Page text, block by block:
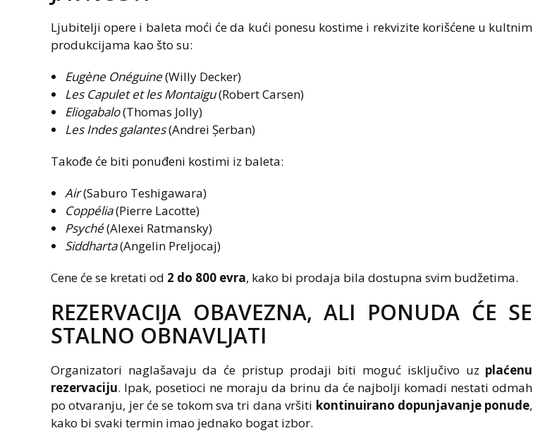
Ljubitelji opere i baleta moći će da kući ponesu kostime i rekvizite korišćene u kultnim
produkcijama kao što su:
Eugène Onéguine(Willy Decker)
Les Capulet et les Montaigu(Robert Carsen)
Eliogabalo(Thomas Jolly)
Les Indes galantes(Andrei Șerban)
Takođe će biti ponuđeni kostimi iz baleta:
Air(Saburo Teshigawara)
Coppélia(Pierre Lacotte)
Psyché(Alexei Ratmansky)
Siddharta(Angelin Preljocaj)
Cene će se kretati od 2 do 800 evra, kako bi prodaja bila dostupna svim budžetima.
REZERVACIJA OBAVEZNA, ALI PONUDA ĆE SE
STALNO OBNAVLJATI
Organizatori naglašavaju da će pristup prodaji biti moguć isključivo uz plaćenu
rezervaciju. Ipak, posetioci ne moraju da brinu da će najbolji komadi nestati odmah
po otvaranju, jer će se tokom sva tri dana vršiti kontinuirano dopunjavanje ponude,
kako bi svaki termin imao jednako bogat izbor.